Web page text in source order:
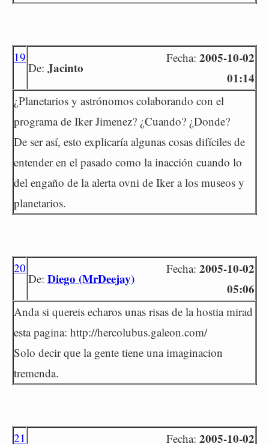
19
De: Jacinto
Fecha: 2005-10-02
01:14
¿Planetarios y astrónomos colaborando con el
programa de Iker Jimenez? ¿Cuando? ¿Donde?
De ser así, esto explicaría algunas cosas difíciles de
entender en el pasado como la inacción cuando lo
del engaño de la alerta ovni de Iker a los museos y
planetarios.
20
De: Diego (MrDeejay)
Fecha: 2005-10-02
05:06
Anda si quereis echaros unas risas de la hostia mirad
esta pagina: http://hercolubus.galeon.com/
Solo decir que la gente tiene una imaginacion
tremenda.
21 Fecha: 2005-10-02